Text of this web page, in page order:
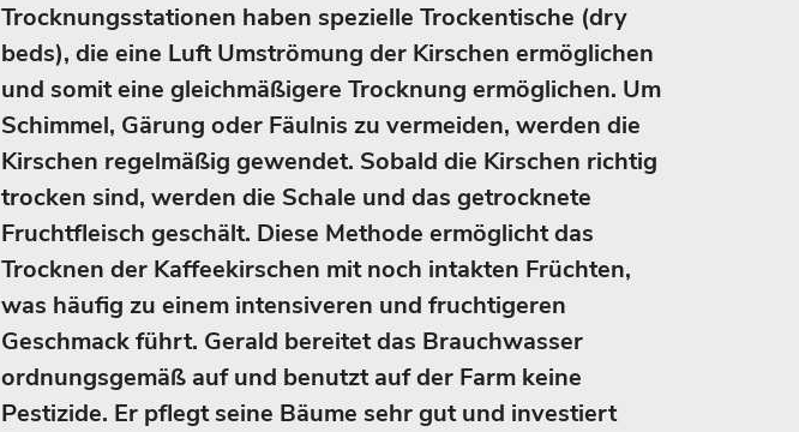
Trocknungsstationen haben spezielle Trockentische (dry
beds), die eine Luft Umströmung der Kirschen ermöglichen
und somit eine gleichmäßigere Trocknung ermöglichen. Um
Schimmel, Gärung oder Fäulnis zu vermeiden, werden die
Kirschen regelmäßig gewendet. Sobald die Kirschen richtig
trocken sind, werden die Schale und das getrocknete
Fruchtfleisch geschält. Diese Methode ermöglicht das
Trocknen der Kaffeekirschen mit noch intakten Früchten,
was häufig zu einem intensiveren und fruchtigeren
Geschmack führt. Gerald bereitet das Brauchwasser
ordnungsgemäß auf und benutzt auf der Farm keine
Pestizide. Er pflegt seine Bäume sehr gut und investiert